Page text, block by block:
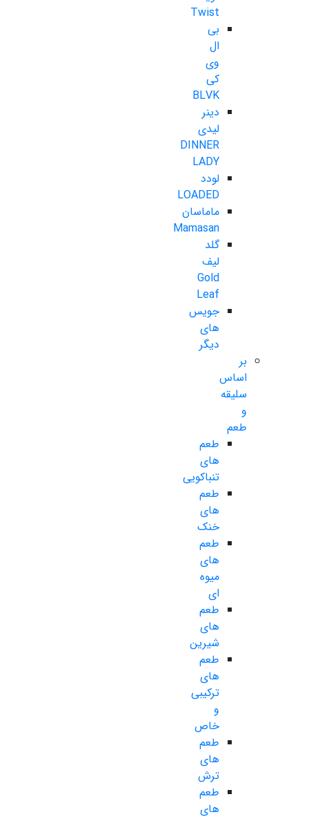
Twist
بی
ال
وی
کی
BLVK
دینر
لیدی
DINNER
LADY
لودد
LOADED
ماماسان
Mamasan
گلد
لیف
Gold
Leaf
جویس
های
دیگر
بر
اساس
سلیقه
و
طعم
طعم
های
تنباکویی
طعم
های
خنک
طعم
های
میوه
ای
طعم
های
شیرین
طعم
های
ترکیبی
و
خاص
طعم
های
ترش
طعم
های